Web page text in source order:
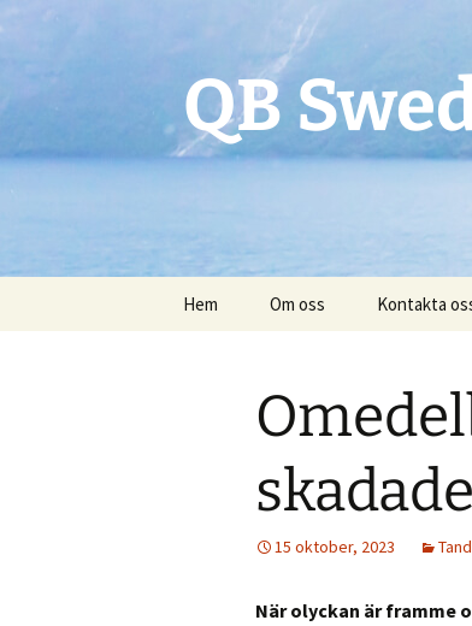
QB
Hem Om oss Kontakta
15 oktober, 2023
När olyckan är framme